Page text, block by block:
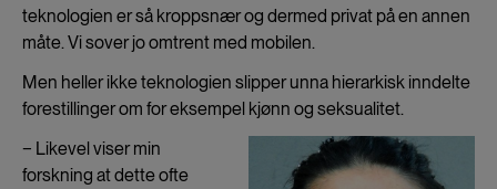
teknologien er så kroppsnær og dermed privat på en annen
måte. Vi sover jo omtrent med mobilen.
Men heller ikke teknologien slipper unna hierarkisk inndelte
forestillinger om for eksempel kjønn og seksualitet.
− Likevel viser min
forskning at dette ofte